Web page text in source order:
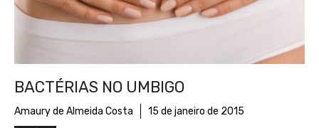
BACTÉRIAS NO UMBIGO
Amaury de Almeida Costa 15 de janeiro de 2015